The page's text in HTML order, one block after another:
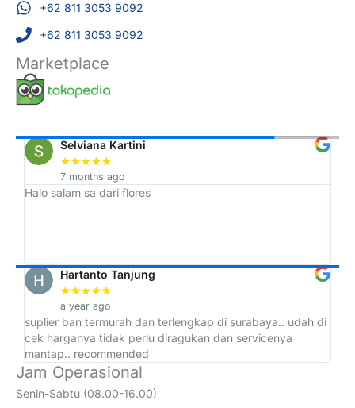
+62 811 3053 9092
+62 811 3053 9092
Marketplace
Selviana Kartini
★★★★★
7 months ago
Halo salam sa dari flores
Hartanto Tanjung
★★★★★
a year ago
suplier ban termurah dan terlengkap di surabaya.. udah di
cek harganya tidak perlu diragukan dan servicenya
mantap.. recommended
Jam Operasional
Senin-Sabtu (08.00-16.00)